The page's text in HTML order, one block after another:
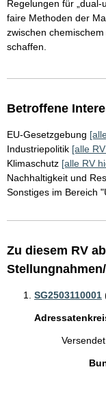
Regelungen für
faire Methoden der
zwischen
schaffen.
Betroffene
EU-Gesetzgebung
Industriepolitik [alle
Klimaschutz [alle RV
Nachhaltigkeit und
Sonstiges im Bereich
Zu diesem RV
SG2503110001